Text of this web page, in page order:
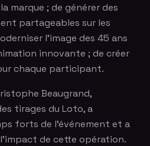
marque ; de générer des
partageables sur les
l'image des 45 ans
innovante ; de créer
chaque participant.
Beaugrand,
tirages du Loto, a
forts de l'événement et a
de cette opération.